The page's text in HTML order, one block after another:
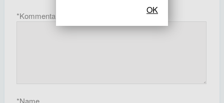
Kommentar
*
Name
*
OK